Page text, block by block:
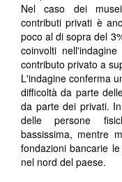
Nel caso dei
contributi privati è
poco al di sopra del
coinvolti
contributo privato a
L'indagine conferma
difficoltà da parte
da parte dei privati.
delle persone
bassissima, mentre
fondazioni bancarie
nel nord del paese.